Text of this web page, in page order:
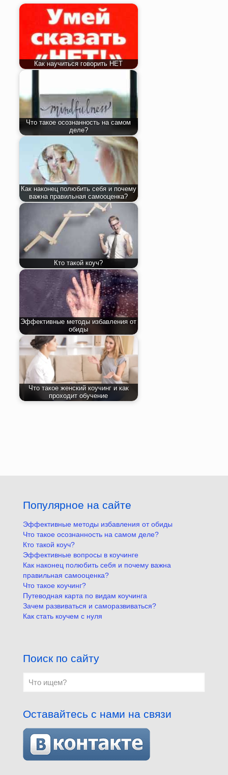
Как научиться говорить НЕТ
Что такое осознанность на самом
деле?
Как наконец полюбить себя и почему
важна правильная самооценка?
Кто такой коуч?
Эффективные методы избавления от
обиды
Что такое женский коучинг и как
проходит обучение
Популярное на сайте
Эффективные методы избавления от обиды
Что такое осознанность на самом деле?
Кто такой коуч?
Эффективные вопросы в коучинге
Как наконец полюбить себя и почему важна
правильная самооценка?
Что такое коучинг?
Путеводная карта по видам коучинга
Зачем развиваться и саморазвиваться?
Как стать коучем с нуля
Поиск по сайту
Оставайтесь с нами на связи